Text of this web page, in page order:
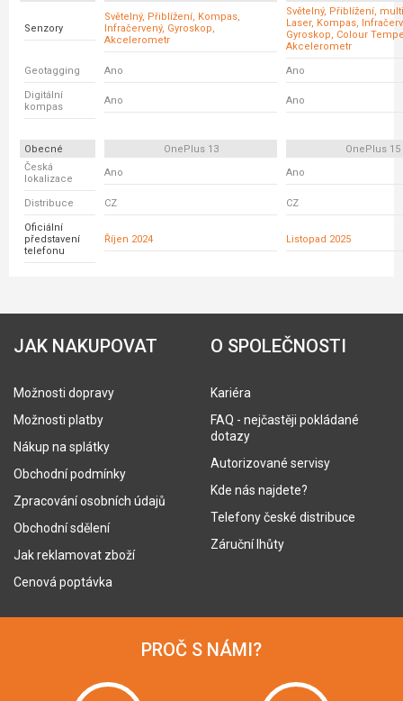
Senzory
Světelný, Přiblížení, Kompas,
Infračervený, Gyroskop,
Akcelerometr
Světelný, Přiblížení,
Laser, Kompas,
Gyroskop, Colour
Akcelerometr
Geotagging Ano Ano
Digitální
kompas
Ano Ano
Obecné OnePlus 13
OnePlus 15
Česká
lokalizace
Ano Ano
Distribuce CZ CZ
Oficiální
představení
telefonu
Říjen 2024 Listopad 2025
JAK NAKUPOVAT
Možnosti dopravy
Možnosti platby
Nákup na splátky
Obchodní podmínky
Zpracování osobních údajů
Obchodní sdělení
Jak reklamovat zboží
Cenová poptávka
O SPOLEČNOSTI
Kariéra
FAQ - nejčastěji pokládané
dotazy
Autorizované servisy
Kde nás najdete?
Telefony české distribuce
Záruční lhůty
PROČ S NÁMI?